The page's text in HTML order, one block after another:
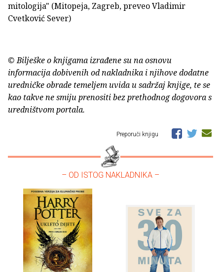
mitologija" (Mitopeja, Zagreb, preveo Vladimir
Cvetković Sever)
© Bilješke o knjigama izrađene su na osnovu
informacija dobivenih od nakladnika i njihove dodatne
uredničke obrade temeljem uvida u sadržaj knjige, te se
kao takve ne smiju prenositi bez prethodnog dogovora s
uredništvom portala.
Preporuči knjigu
– OD ISTOG NAKLADNIKA –